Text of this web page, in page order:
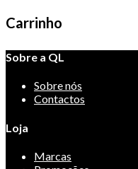
Carrinho
Sobre a QL
Sobre nós
Contactos
Loja
Marcas